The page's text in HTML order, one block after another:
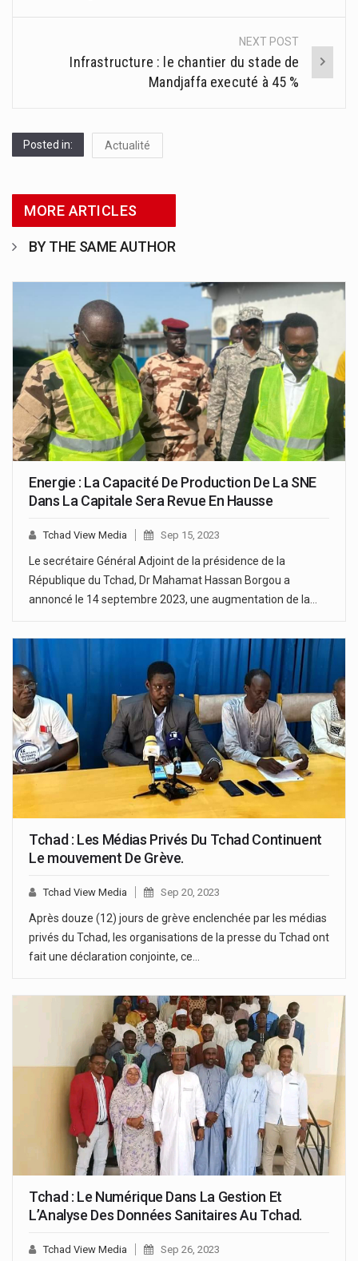
NEXT POST
Infrastructure : le chantier du stade de
Mandjaffa executé à 45 %
Posted in: Actualité
MORE ARTICLES
BY THE SAME AUTHOR
Energie : La Capacité De Production De La SNE
Dans La Capitale Sera Revue En Hausse
Tchad View Media Sep 15, 2023
Le secrétaire Général Adjoint de la présidence de la
République du Tchad, Dr Mahamat Hassan Borgou a
annoncé le 14 septembre 2023, une augmentation de la…
Tchad : Les Médias Privés Du Tchad Continuent
Le mouvement De Grève.
Tchad View Media Sep 20, 2023
Après douze (12) jours de grève enclenchée par les médias
privés du Tchad, les organisations de la presse du Tchad ont
fait une déclaration conjointe, ce…
Tchad : Le Numérique Dans La Gestion Et
L’Analyse Des Données Sanitaires Au Tchad.
Tchad View Media Sep 26, 2023